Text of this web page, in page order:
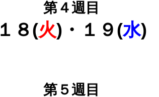
第４週目
１８(火)・１９(水)
第５週目